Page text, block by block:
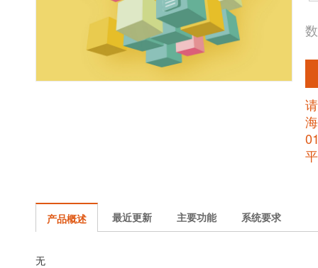
产品概述 最近更新 主要功能 系统要求
无